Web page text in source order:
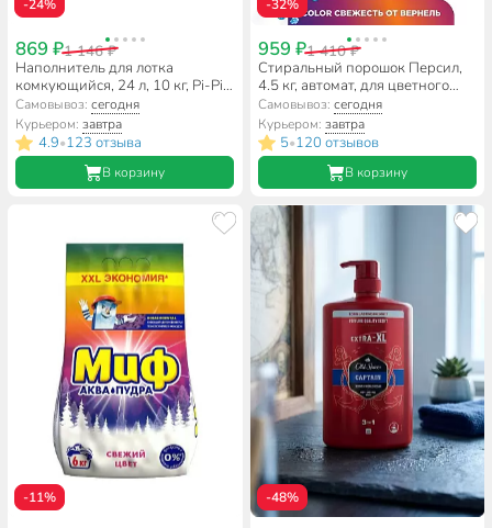
-24%
869 ₽1 146 ₽
Наполнитель для лотка
комкующийся, 24 л, 10 кг, Pi-Pi
Bent
Самовывоз:сегодня
Курьером:завтра
4.9•123 отзыва
В корзину
-32%
959 ₽1 410 ₽
Стиральный порошок Персил,
4.5 кг, автомат, для цветного
белья, свежесть от Vernel, Color
Самовывоз: сегодня
Курьером: завтра
5•120 отзывов
В корзину
-11% -48%